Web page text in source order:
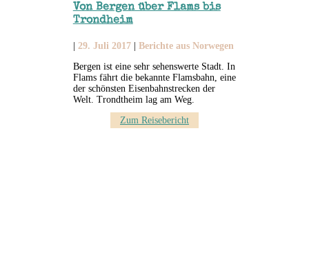
Von Bergen über Flams bis
Trondheim
29. Juli 2017
Berichte aus Norwegen
Bergen ist eine sehr sehenswerte Stadt. In
Flams fährt die bekannte Flamsbahn, eine
der schönsten Eisenbahnstrecken der
Welt. Trondtheim lag am Weg.
Zum Reisebericht